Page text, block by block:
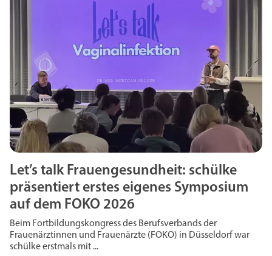
Let’s talk Frauengesundheit: schülke
präsentiert erstes eigenes Symposium
auf dem FOKO 2026
Beim Fortbildungskongress des Berufsverbands der
Frauenärztinnen und Frauenärzte (FOKO) in Düsseldorf war
schülke erstmals mit ...